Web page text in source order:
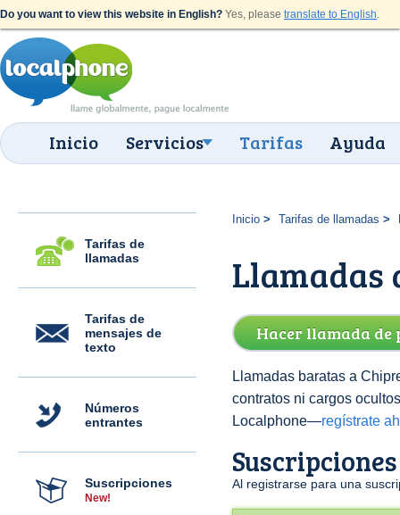
Do you want to view this website in English? Yes, please translate to English.
Inicio Servicios Tarifas Ayuda
Tarifas de
llamadas
Tarifas de
mensajes de
texto
Números
entrantes
Suscripciones
New!
Inicio Tarifas de llamadas
Llamadas
Hacer llamada de
Llamadas baratas a
contratos ni cargos
Localphone—regístrate
Suscripciones
Al registrarse para una